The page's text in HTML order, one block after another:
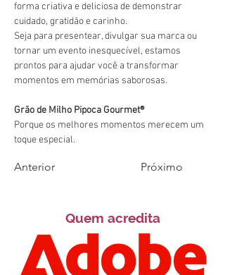
forma criativa e deliciosa de demonstrar
cuidado, gratidão e carinho.
Seja para presentear, divulgar sua marca ou
tornar um evento inesquecível, estamos
prontos para ajudar você a transformar
momentos em memórias saborosas.
Grão de Milho Pipoca Gourmet®️
Porque os melhores momentos merecem um
toque especial.
Anterior Próximo
Quem acredita